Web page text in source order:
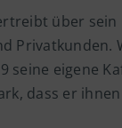
über
Privatkunden.
eigene
dass er ihnen